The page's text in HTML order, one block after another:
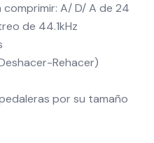
A/ D/ A de 24
de 44.1kHz
Rehacer)
por su tamaño